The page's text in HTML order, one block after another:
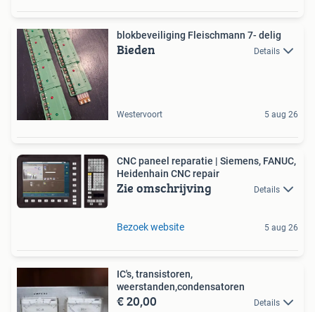
blokbeveiliging Fleischmann 7- delig
Bieden Details
Westervoort 5 aug 26
CNC paneel reparatie | Siemens, FANUC,
Heidenhain CNC repair
Zie omschrijving Details
Bezoek website 5 aug 26
IC's, transistoren,
weerstanden,condensatoren
€ 20,00 Details